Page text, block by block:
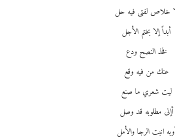
خلاص لفتى فيه حل
أبداً إلا بختم الأجل
فخذ النصح ودع
عنك من فيه وقع
ليت شعري ما صنع
أإلى مطلوبه قد وصل
انبت الرجا والأمل